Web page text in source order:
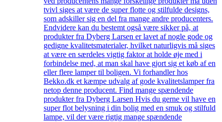
tvivl siges at være de super flotte og stilfulde designs,
som adskiller sig en del fra mange andre producenters.
Endvidere kan du bestemt også være sikker på, at
produkter fra Dyberg Larsen er lavet af nogle gode og
gedigne kvalitetsmaterialer, hvilket naturligvis må siges
at være en særdeles vigtig faktor at holde øje med i
forbindelse med, at man skal have gjort sig et køb af en
eller flere lamper til boligen. Vi forhandler hos
Bekko.dk et kæmpe udvalg af gode kvalitetslamper fra
netop denne producent. Find mange spændende
produkter fra Dyberg Larsen Hvis du gerne vil have en
super flot belysning i din bolig med en smuk og stilfuld
lampe, vil der være rigtig mange spændende